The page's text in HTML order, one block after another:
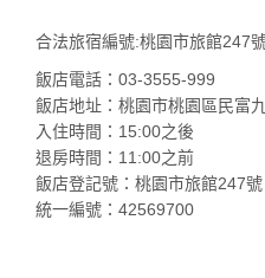
合法旅宿編號:桃園市旅館247
飯店電話：03-3555-999
飯店地址：桃園市桃園區民富
入住時間：15:00之後
退房時間：11:00之前
飯店登記號：桃園市旅館247號
統一編號：42569700